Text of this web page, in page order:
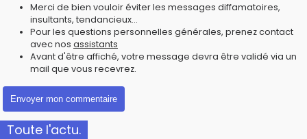
Merci de bien vouloir éviter les messages diffamatoires,
insultants, tendancieux...
Pour les questions personnelles générales, prenez contact
avec nos assistants
Avant d'être affiché, votre message devra être validé via un
mail que vous recevrez.
Toute l'actu.